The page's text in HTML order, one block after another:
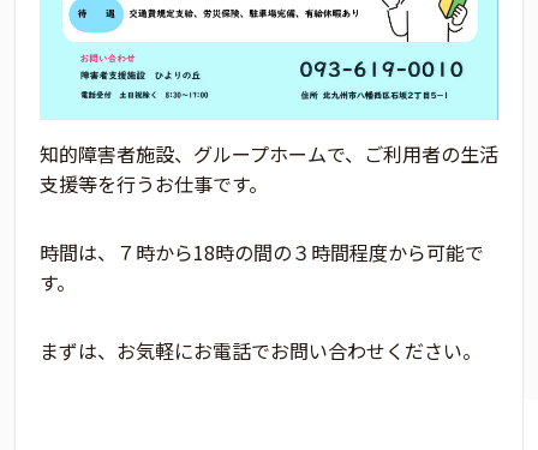
知的障害者施設、グループホームで、ご利用者の生活
支援等を行うお仕事です。
時間は、７時から18時の間の３時間程度から可能で
す。
まずは、お気軽にお電話でお問い合わせください。